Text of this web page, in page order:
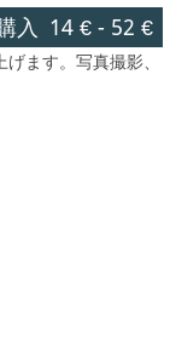
入 14 €- 52 €
ます。写真撮影、